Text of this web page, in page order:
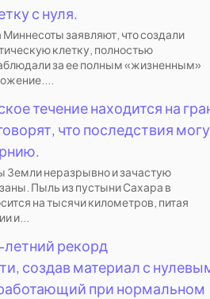
с нуля.
заявляют, что создали
клетку, полностью
за ее полным «жизненным»
течение находится на
что последствия
Земли неразрывно и зачастую
Пыль из пустыни Сахара в
на тысячи километров, питая
и...
рекорд
создав материал с
при нормальном